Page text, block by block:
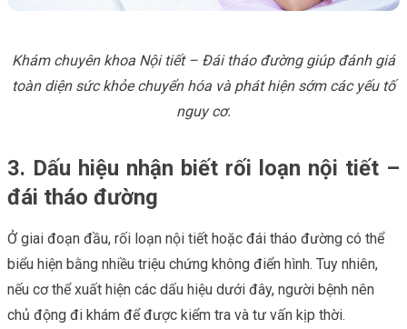
Khám chuyên khoa Nội tiết – Đái tháo đường giúp đánh giá
toàn diện sức khỏe chuyển hóa và phát hiện sớm các yếu tố
nguy cơ.
3. Dấu hiệu nhận biết rối loạn nội tiết –
đái tháo đường
Ở giai đoạn đầu, rối loạn nội tiết hoặc đái tháo đường có thể
biểu hiện bằng nhiều triệu chứng không điển hình. Tuy nhiên,
nếu cơ thể xuất hiện các dấu hiệu dưới đây, người bệnh nên
chủ động đi khám để được kiểm tra và tư vấn kịp thời.